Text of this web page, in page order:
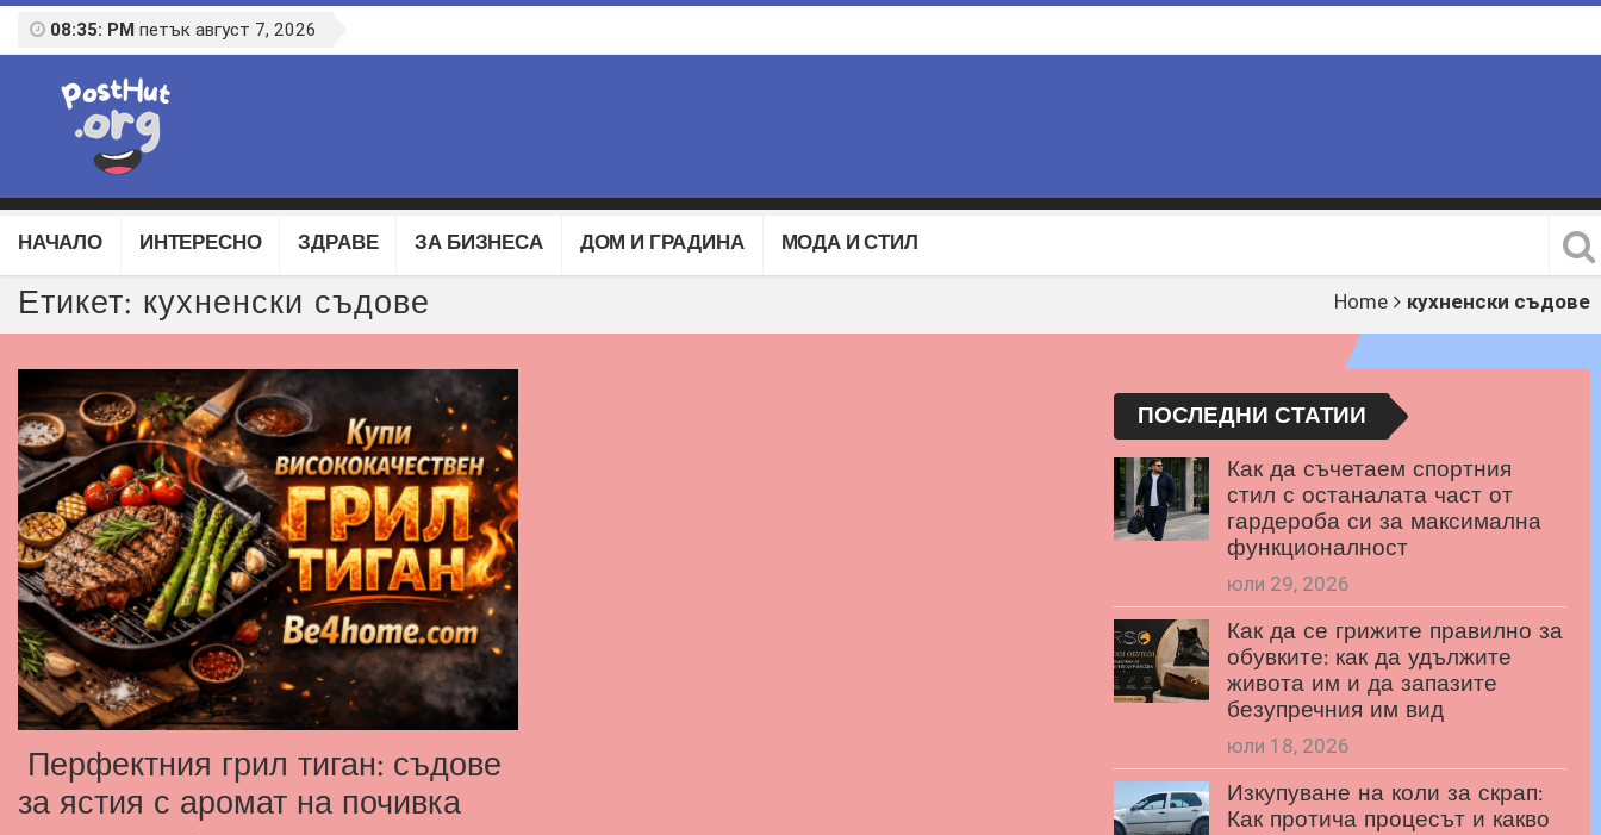
08:35: PM петък август 7, 2026
НАЧАЛО ИНТЕРЕСНО ЗДРАВЕ ЗА БИЗНЕСА ДОМ И ГРАДИНА МОДА И СТИЛ
Етикет: кухненски съдове Home кухненски съдове
Перфектния грил тиган: съдове
за ястия с аромат на почивка
ПОСЛЕДНИ СТАТИИ
Как да съчетаем спортния
стил с останалата част от
гардероба си за максимална
функционалност
юли 29, 2026
Как да се грижите правилно за
обувките: как да удължите
живота им и да запазите
безупречния им вид
юли 18, 2026
Изкупуване на коли за скрап:
Как протича процесът и какво